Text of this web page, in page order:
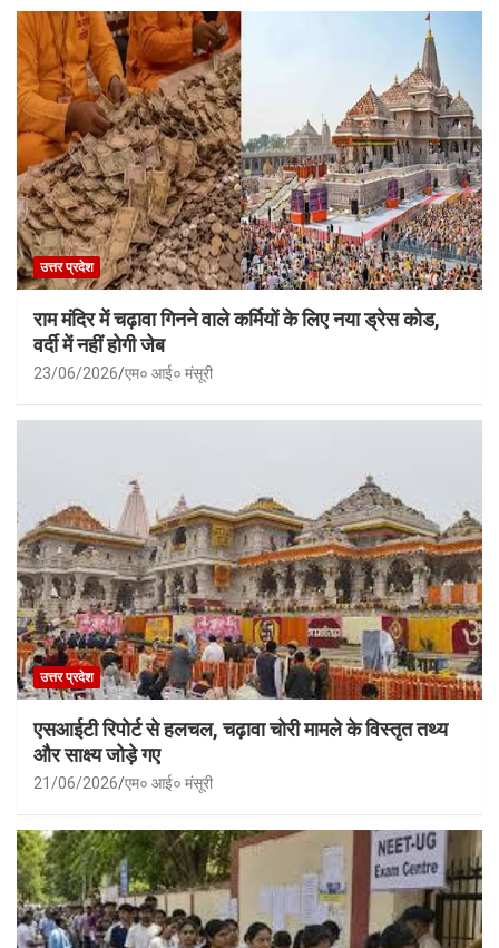
उत्तर प्रदेश
राम मंदिर में चढ़ावा गिनने वाले कर्मियों के लिए नया ड्रेस कोड,
वर्दी में नहीं होगी जेब
23/06/2026 एम० आई० मंसूरी
उत्तर प्रदेश
एसआईटी रिपोर्ट से हलचल, चढ़ावा चोरी मामले के विस्तृत तथ्य
और साक्ष्य जोड़े गए
21/06/2026 एम० आई० मंसूरी